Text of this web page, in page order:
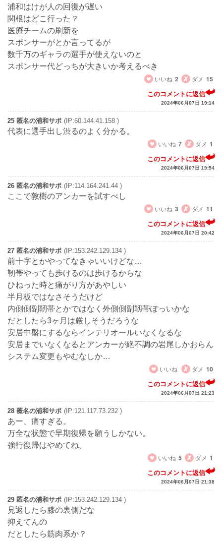
浦和はけが人の回復が遅い
関根はどこ行った？
医療チームの刷新を
スポンサーがとか言ってるが
数千万のギャラの選手が使えないのと
スポンサー代どっちが大きいか考えるべき
いいね 2 ダメ 15
このコメントに返信
2024年06月07日 19:14
25 匿名の浦和サポ (IP:60.144.41.158 )
代表に選手出し渋るのよく分かる。
いいね 7 ダメ 1
このコメントに返信
2024年06月07日 19:54
26 匿名の浦和サポ (IP:114.164.241.44 )
ここで敦樹のアンカーを試すべし
いいね 3 ダメ 11
このコメントに返信
2024年06月07日 20:42
27 匿名の浦和サポ (IP:153.242.129.134 )
前十字とかやってなきゃいいけどな…
靭帯やっても歩けるのは歩けるからな
ひねった時と痛がり方があやしい
半月板ではなさそうだけど
内側側副靭帯とかではなく外側側副靱帯ぽっいかな
だとしたら3ヶ月は厳しそうだろうな
安居中盤にするならインテリオールいなくなるな
安居までいなくなるとアンカーが絶不調の岩尾しかおらん
システム変更もやむなしか…
いいね
ダメ 10
このコメントに返信
2024年06月07日 21:23
28 匿名の浦和サポ (IP:121.117.73.232 )
あー、痛すぎる。
万全な状態で早期復帰を願うしかない。
強行復帰はやめてね。
いいね 5 ダメ 1
このコメントに返信
2024年06月07日 21:38
29 匿名の浦和サポ (IP:153.242.129.134 )
見返したら膝の裏側だな
抑えてんの
だとしたら筋肉系か？